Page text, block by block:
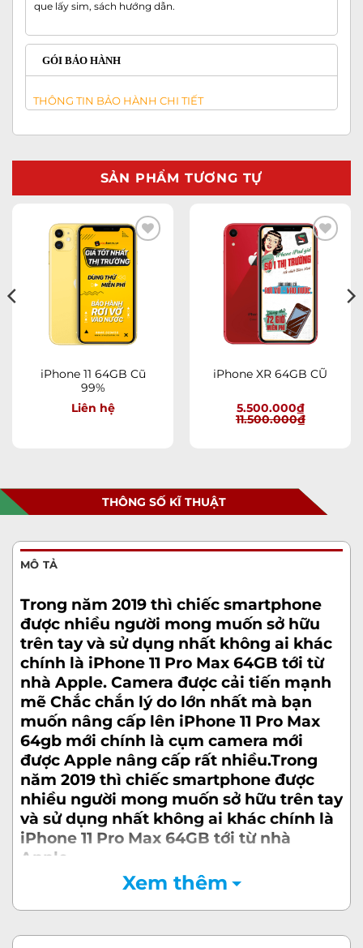
que lấy sim, sách hướng dẫn.
GÓI BẢO HÀNH
THÔNG TIN BẢO HÀNH CHI TIẾT
SẢN PHẨM TƯƠNG TỰ
Add to
wishlist
iPhone 11 64GB Cũ
99%
Liên hệ
Add to
wishlist
iPhone XR 64GB CŨ
5.500.000₫
11.500.000₫
THÔNG SỐ KĨ THUẬT
MÔ TẢ
Trong năm 2019 thì chiếc smartphone
được nhiều người mong muốn sở hữu
trên tay và sử dụng nhất không ai khác
chính là iPhone 11 Pro Max 64GB tới từ
nhà Apple. Camera được cải tiến mạnh
mẽ Chắc chắn lý do lớn nhất mà bạn
muốn nâng cấp lên iPhone 11 Pro Max
64gb mới chính là cụm camera mới
được Apple nâng cấp rất nhiều.Trong
năm 2019 thì chiếc smartphone được
nhiều người mong muốn sở hữu trên tay
và sử dụng nhất không ai khác chính là
iPhone 11 Pro Max 64GB tới từ nhà
Apple.
Camera được cải tiến mạnh mẽ
Chắc chắn lý do lớn nhất mà bạn muốn
nâng cấp lên iPhone 11 Pro Max chính là
Xem thêm